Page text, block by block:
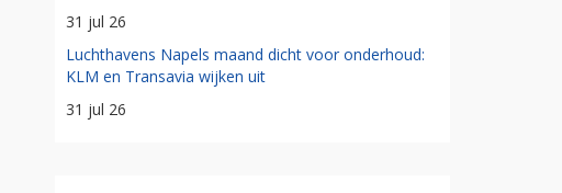
31 jul 26
Luchthavens Napels maand dicht voor onderhoud:
KLM en Transavia wijken uit
31 jul 26